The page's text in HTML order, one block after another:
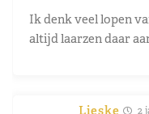
Ik denk veel lopen
altijd laarzen daar
Lieske 2